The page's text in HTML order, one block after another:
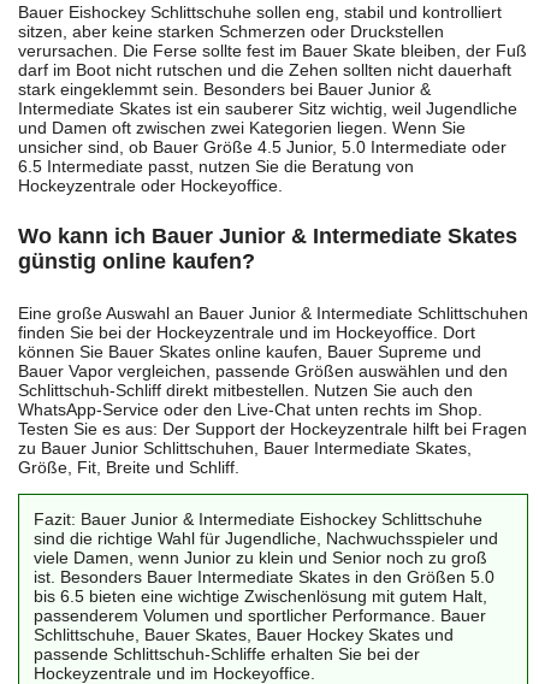
Bauer Eishockey Schlittschuhe sollen eng, stabil und kontrolliert
sitzen, aber keine starken Schmerzen oder Druckstellen
verursachen. Die Ferse sollte fest im Bauer Skate bleiben, der Fuß
darf im Boot nicht rutschen und die Zehen sollten nicht dauerhaft
stark eingeklemmt sein. Besonders bei Bauer Junior &
Intermediate Skates ist ein sauberer Sitz wichtig, weil Jugendliche
und Damen oft zwischen zwei Kategorien liegen. Wenn Sie
unsicher sind, ob Bauer Größe 4.5 Junior, 5.0 Intermediate oder
6.5 Intermediate passt, nutzen Sie die Beratung von
Hockeyzentrale oder Hockeyoffice.
Wo kann ich Bauer Junior & Intermediate Skates
günstig online kaufen?
Eine große Auswahl an Bauer Junior & Intermediate Schlittschuhen
finden Sie bei der Hockeyzentrale und im Hockeyoffice. Dort
können Sie Bauer Skates online kaufen, Bauer Supreme und
Bauer Vapor vergleichen, passende Größen auswählen und den
Schlittschuh-Schliff direkt mitbestellen. Nutzen Sie auch den
WhatsApp-Service oder den Live-Chat unten rechts im Shop.
Testen Sie es aus: Der Support der Hockeyzentrale hilft bei Fragen
zu Bauer Junior Schlittschuhen, Bauer Intermediate Skates,
Größe, Fit, Breite und Schliff.
Fazit: Bauer Junior & Intermediate Eishockey Schlittschuhe
sind die richtige Wahl für Jugendliche, Nachwuchsspieler und
viele Damen, wenn Junior zu klein und Senior noch zu groß
ist. Besonders Bauer Intermediate Skates in den Größen 5.0
bis 6.5 bieten eine wichtige Zwischenlösung mit gutem Halt,
passenderem Volumen und sportlicher Performance. Bauer
Schlittschuhe, Bauer Skates, Bauer Hockey Skates und
passende Schlittschuh-Schliffe erhalten Sie bei der
Hockeyzentrale und im Hockeyoffice.